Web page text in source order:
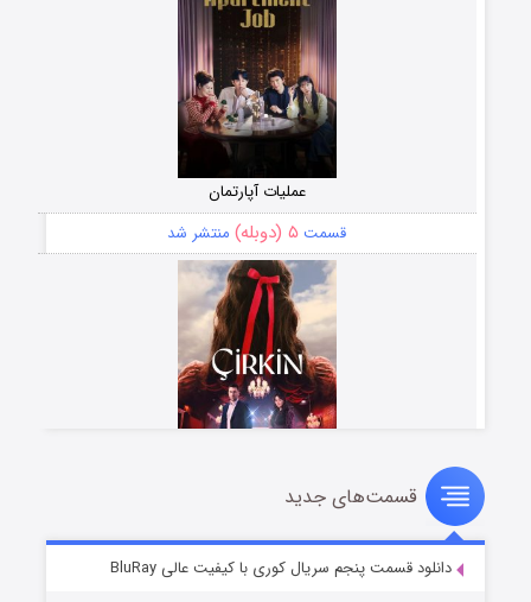
عملیات آپارتمان
قسمت ۵ (دوبله) منتشر شد
سریال زشت
قسمت۲ (زیرنویس) منتشر شد
قسمت‌های جدید
دانلود قسمت پنجم سریال کوری با کیفیت عالی BluRay